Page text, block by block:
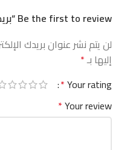
Be the first to review “بريد العظماء”
لن يتم نشر عنوان بريدك
إليها بـ*
Your rating
*
Your review
*